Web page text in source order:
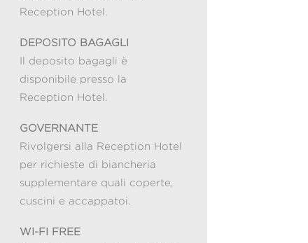
Reception Hotel.
DEPOSITO BAGAGLI
Il deposito bagagli è
disponibile presso la
Reception Hotel.
GOVERNANTE
Rivolgersi alla Reception Hotel
per richieste di biancheria
supplementare quali coperte,
cuscini e accappatoi.
WI-FI FREE